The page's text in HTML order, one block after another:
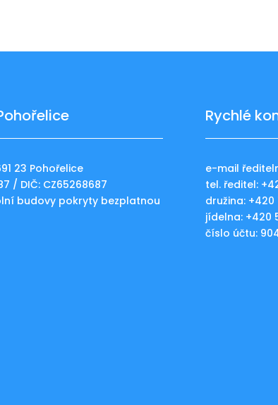
23 Pohořelice
/ DIČ: CZ65268687
budovy pokryty bezplatnou
Rychlé
e-mail
tel. ředitel:
družina:
jídelna: +420
číslo účtu: